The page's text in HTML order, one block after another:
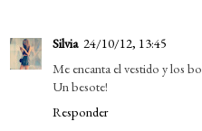
Silvia 24/10/12, 13:45
Me encanta el vestido y los
Un besote!
Responder